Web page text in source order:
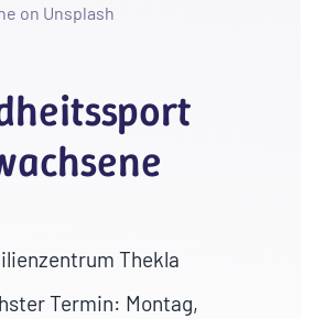
on Unsplash
Thekla
Termin: Montag,